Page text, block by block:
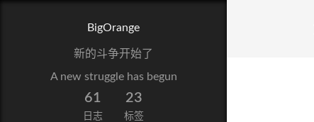
BigOrange
新的斗争开始了
A new struggle has begun
61
日志
23
标签